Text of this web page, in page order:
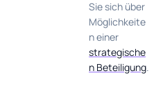
Sie sich über
Möglichkeite
n einer
strategische
n Beteiligung.